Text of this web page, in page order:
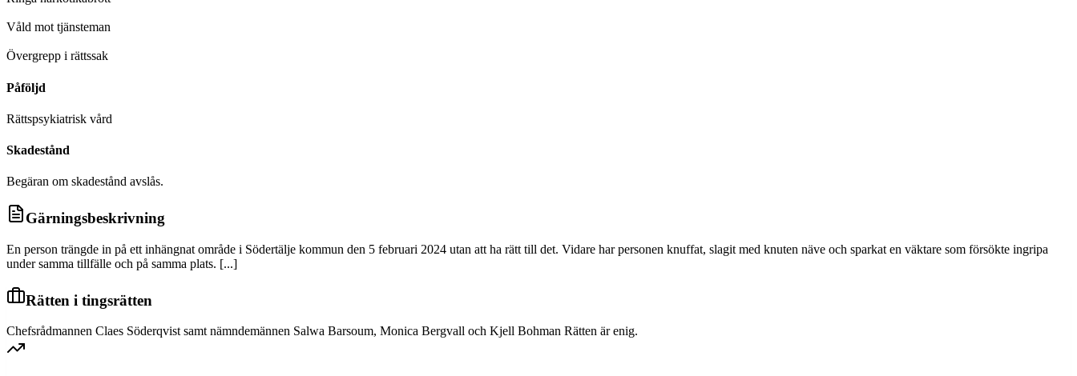
Våld mot tjänsteman
Övergrepp i rättssak
Påföljd
Rättspsykiatrisk vård
Skadestånd
Begäran om skadestånd avslås.
Gärningsbeskrivning
En person trängde in på ett inhängnat område i Södertälje kommun den 5 februari 2024 utan att ha rätt till det. Vidare har personen knuffat, slagit med knuten näve och sparkat en väktare som försökte ingripa
under samma tillfälle och på samma plats. [...]
Rätten i tingsrätten
Chefsrådmannen Claes Söderqvist samt nämndemännen Salwa Barsoum, Monica Bergvall och Kjell Bohman Rätten är enig.